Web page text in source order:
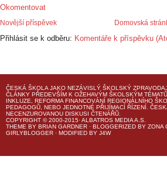
Okomentovat
Novější příspěvek Domovská
Přihlásit se k odběru: Komentáře k příspěvku
ČESKÁ ŠKOLA JAKO NEZÁVISLÝ ŠKOLSKÝ
ČLÁNKY PŘEDEVŠÍM K OŽEHAVÝM ŠKOLSKÝM
INKLUZE, REFORMA FINANCOVÁNÍ REGIONÁLNÍHO
PEDAGOGŮ, NEBO JEDNOTNÉ PŘIJÍMACÍ ŘÍZENÍ.
NECENZUROVANOU DISKUSI ČTENÁŘŮ.
COPYRIGHT © 2000-2015· ALBATROS MEDIA A.S.
THEME BY BRIAN GARDNER · BLOGGERIZED BY ZONA
GIRLYBLOGGER · MODIFIED BY J4W